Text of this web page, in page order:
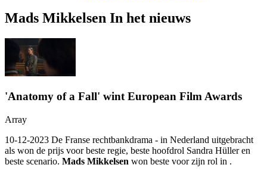
Mads Mikkelsen In het nieuws
'Anatomy of a Fall' wint European Film Awards
Array
10-12-2023 De Franse rechtbankdrama - in Nederland uitgebracht
als won de prijs voor beste regie, beste hoofdrol Sandra Hüller en
beste scenario. Mads Mikkelsen won beste voor zijn rol in .